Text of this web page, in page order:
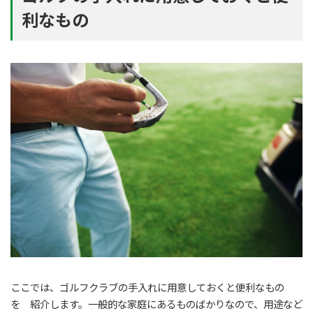
利なもの
ここでは、ゴルフクラブの手入れに用意しておくと便利なもの
を 紹介します。一般的な家庭にあるものばかりなので、用途など